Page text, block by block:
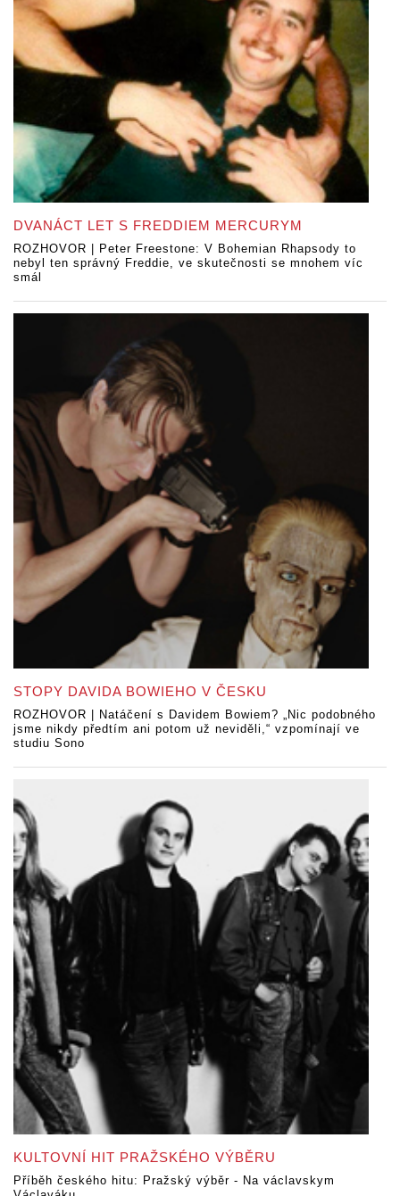
DVANÁCT LET S FREDDIEM MERCURYM
ROZHOVOR | Peter Freestone: V Bohemian Rhapsody to
nebyl ten správný Freddie, ve skutečnosti se mnohem víc
smál
STOPY DAVIDA BOWIEHO V ČESKU
ROZHOVOR | Natáčení s Davidem Bowiem? „Nic podobného
jsme nikdy předtím ani potom už neviděli,“ vzpomínají ve
studiu Sono
KULTOVNÍ HIT PRAŽSKÉHO VÝBĚRU
Příběh českého hitu: Pražský výběr - Na václavskym